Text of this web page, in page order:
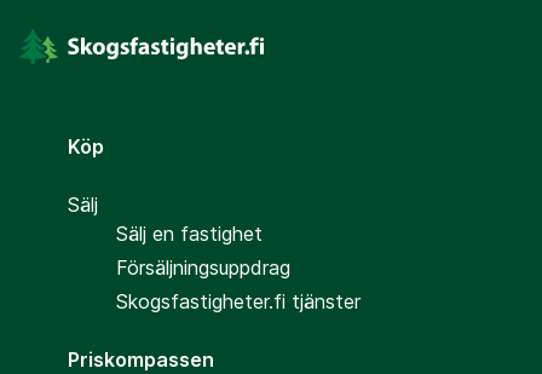
Köp
Sälj
Sälj en fastighet
Försäljningsuppdrag
Skogsfastigheter.fi tjänster
Priskompassen